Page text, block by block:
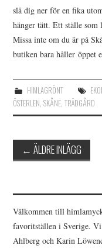
slå dig ner för en fika
hänger tätt. Ett ställe som
Missa inte om du är på
butiken bara håller öppet
HIMLAGRÖNT
ÖSTERLEN,SKÅNE,TRÄDGÅRD
Post navigation
← ÄLDRE INLÄGG
Välkommen till
favoritställen i Sverige.
Ahlberg och Karin